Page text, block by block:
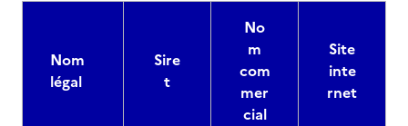
Nom
légal
Sire
t
No
m
com
mer
cial
Site
inte
rnet